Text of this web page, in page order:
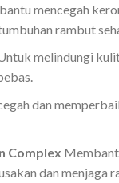
mencegah
rambut
melindungi
dan
Complex
dan menjaga